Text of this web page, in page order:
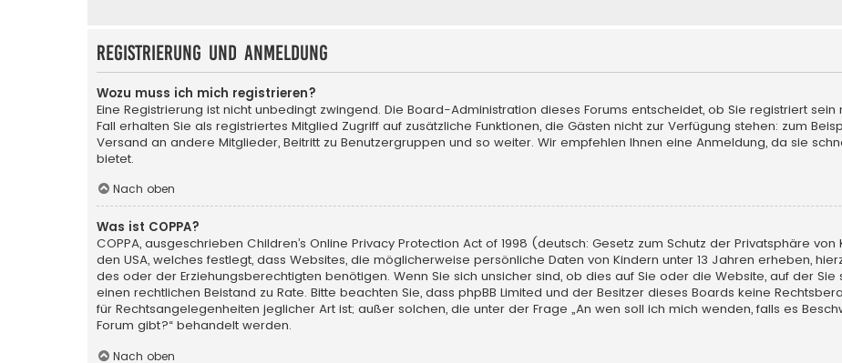
Registrierung und Anmeldung
Wozu muss ich mich registrieren?
Eine Registrierung ist nicht unbedingt zwingend. Die Board-Administration dieses Forums entscheidet, ob Sie registriert
Fall erhalten Sie als registriertes Mitglied Zugriff auf zusätzliche Funktionen, die Gästen nicht zur Verfügung stehen: zum
Versand an andere Mitglieder, Beitritt zu Benutzergruppen und so weiter. Wir empfehlen Ihnen eine Anmeldung, da sie
bietet.
Nach oben
Was ist COPPA?
COPPA, ausgeschrieben Children’s Online Privacy Protection Act of 1998 (deutsch: Gesetz zum Schutz der Privatsphäre
den USA, welches festlegt, dass Websites, die möglicherweise persönliche Daten von Kindern unter 13 Jahren erheben,
des oder der Erziehungsberechtigten benötigen. Wenn Sie sich unsicher sind, ob dies auf Sie oder die Website, auf der Sie
einen rechtlichen Beistand zu Rate. Bitte beachten Sie, dass phpBB Limited und der Besitzer dieses Boards keine
für Rechtsangelegenheiten jeglicher Art ist; außer solchen, die unter der Frage „An wen soll ich mich wenden, falls es
Forum gibt?“ behandelt werden.
Nach oben